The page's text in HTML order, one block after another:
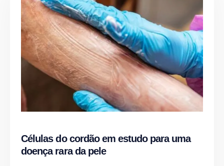
Células do cordão em estudo para uma
doença rara da pele